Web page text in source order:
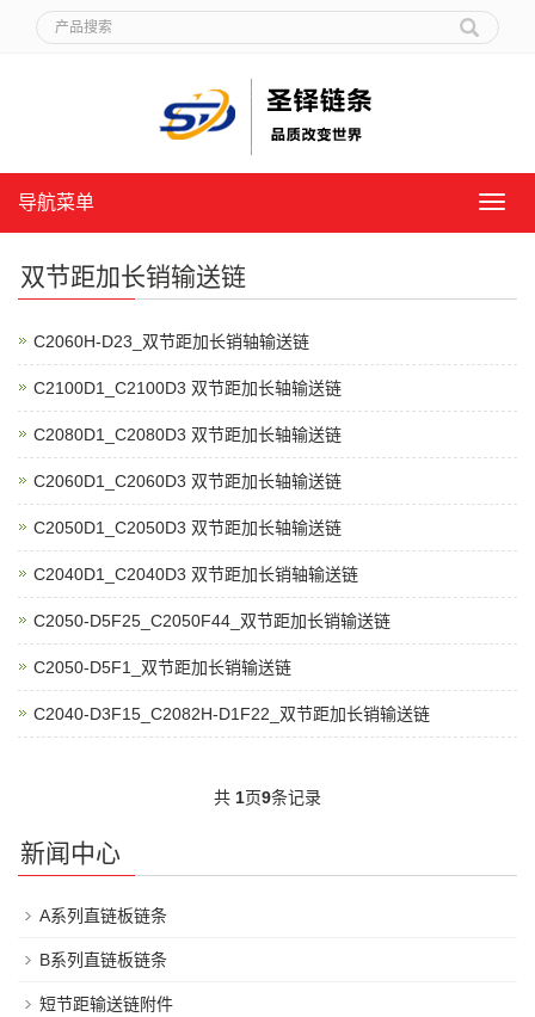
导
导航菜单
双节距加长销输送链
C2060H-D23_双节距加长销轴输送链
C2100D1_C2100D3 双节距加长轴输送链
C2080D1_C2080D3 双节距加长轴输送链
C2060D1_C2060D3 双节距加长轴输送链
C2050D1_C2050D3 双节距加长轴输送链
C2040D1_C2040D3 双节距加长销轴输送链
C2050-D5F25_C2050F44_双节距加长销输送链
C2050-D5F1_双节距加长销输送链
C2040-D3F15_C2082H-D1F22_双节距加长销输送链
共 1页9条记录
新闻中心
A系列直链板链条
B系列直链板链条
短节距输送链附件